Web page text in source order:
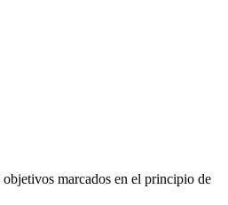
marcados en el principio de